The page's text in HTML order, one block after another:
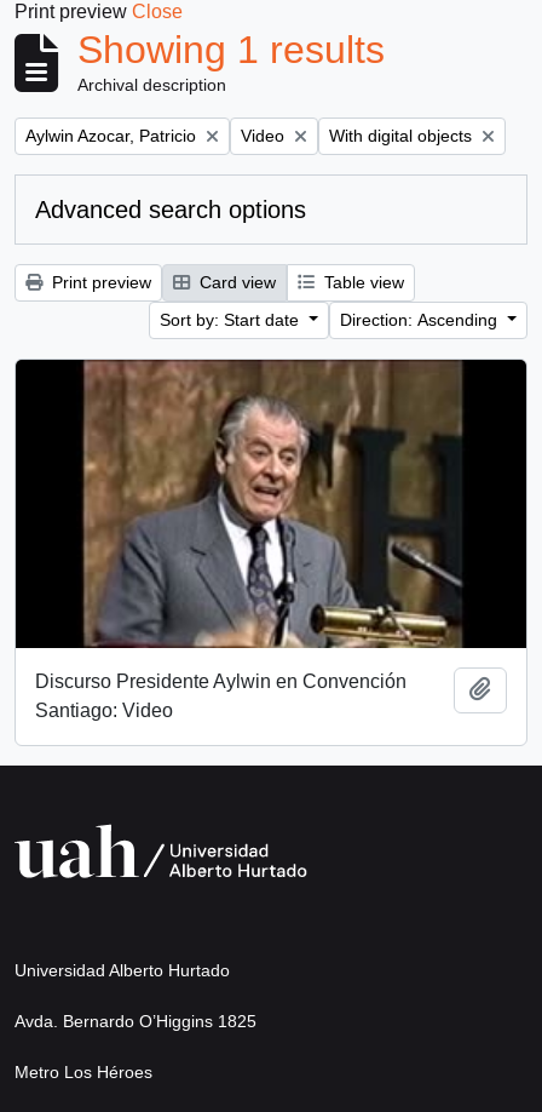
Print preview Close
Showing 1 results
Archival description
Remove filter:
Aylwin Azocar, Patricio Remove filter:
Video Remove filter:
With digital objects
Advanced search options
Print preview Card view
Table view
Sort by: Start date
Direction: Ascending
Discurso Presidente Aylwin en Convención
Santiago: Video
Universidad Alberto Hurtado
Avda. Bernardo O’Higgins 1825
Metro Los Héroes